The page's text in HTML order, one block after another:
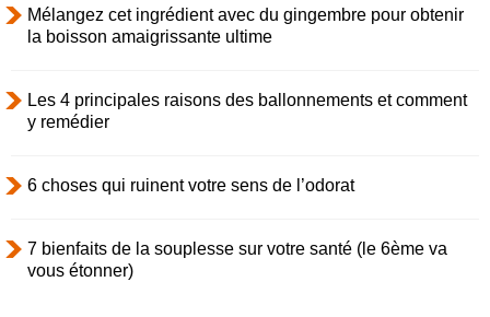
Mélangez cet ingrédient avec du gingembre pour obtenir
la boisson amaigrissante ultime
Les 4 principales raisons des ballonnements et comment
y remédier
6 choses qui ruinent votre sens de l’odorat
7 bienfaits de la souplesse sur votre santé (le 6ème va
vous étonner)